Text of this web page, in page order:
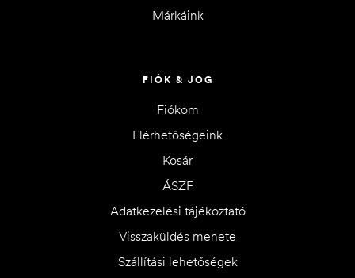
Márkáink
FIÓK & JOG
Fiókom
Elérhetőségeink
Kosár
ÁSZF
Adatkezelési tájékoztató
Visszaküldés menete
Szállítási lehetőségek